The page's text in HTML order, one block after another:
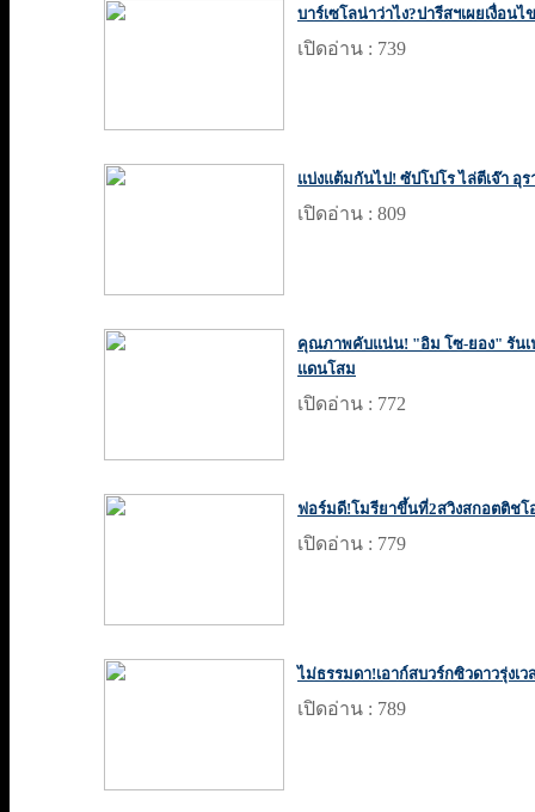
บาร์เซโลน่าว่าไง?ปารีสฯเผยเงื่อน
เปิดอ่าน : 739
แบ่งแต้มกันไป! ซัปโปโร ไล่ตีเจ๊า อุร
เปิดอ่าน : 809
คุณภาพคับแน่น! "อิม โซ-ยอง" รันเ
แดนโสม
เปิดอ่าน : 772
ฟอร์มดี!โมรียาขึ้นที่2สวิงสกอตติชโ
เปิดอ่าน : 779
ไม่ธรรมดา!เอาก์สบวร์กซิวดาวรุ่งเ
เปิดอ่าน : 789